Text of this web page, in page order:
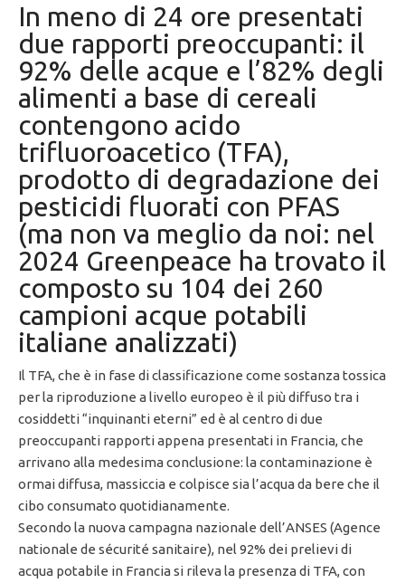
In meno di 24 ore presentati
due rapporti preoccupanti: il
92% delle acque e l’82% degli
alimenti a base di cereali
contengono acido
trifluoroacetico (TFA),
prodotto di degradazione dei
pesticidi fluorati con PFAS
(ma non va meglio da noi: nel
2024 Greenpeace ha trovato il
composto su 104 dei 260
campioni acque potabili
italiane analizzati)
Il TFA, che è in fase di classificazione come sostanza tossica
per la riproduzione a livello europeo è il più diffuso tra i
cosiddetti “inquinanti eterni” ed è al centro di due
preoccupanti rapporti appena presentati in Francia, che
arrivano alla medesima conclusione: la contaminazione è
ormai diffusa, massiccia e colpisce sia l’acqua da bere che il
cibo consumato quotidianamente.
Secondo la nuova campagna nazionale dell’ANSES (Agence
nationale de sécurité sanitaire), nel 92% dei prelievi di
acqua potabile in Francia si rileva la presenza di TFA, con